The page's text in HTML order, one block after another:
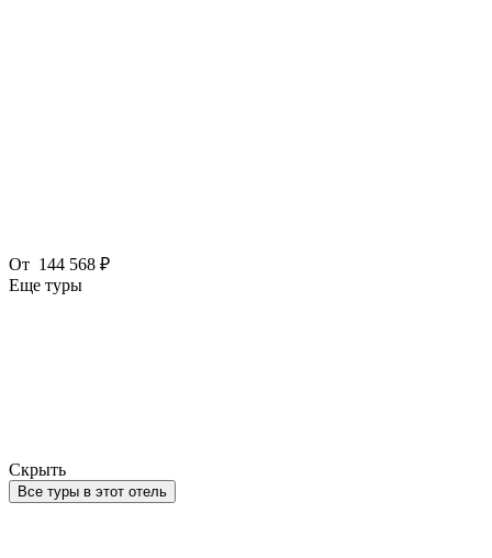
От 144 568 ₽
Еще туры
Скрыть
Все туры в этот отель